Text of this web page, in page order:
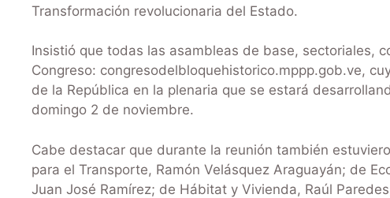
Transformación revolucionaria del Estado.
Insistió que todas las asambleas de base, sectoriales,
Congreso: congresodelbloquehistorico.mppp.gob.ve,
de la República en la plenaria que se estará
domingo 2 de noviembre.
Cabe destacar que durante la reunión también
para el Transporte, Ramón Velásquez Araguayán; de
Juan José Ramírez; de Hábitat y Vivienda, Raúl